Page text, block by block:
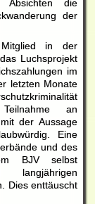
die
der
in der
Luchsprojekt
im
letzten Monate
an
der Aussage
Eine
und des
BJV selbst
langjährigen
Dies enttäuscht